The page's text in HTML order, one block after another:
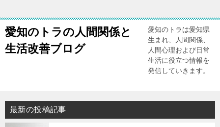
愛知のトラの人間関係と
生活改善ブログ
愛知のトラは愛知県
生まれ、人間関係、
人間心理および日常
生活に役立つ情報を
発信していきます。
最新の投稿記事